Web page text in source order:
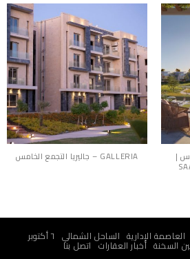
| GALLERIA – جاليريا التجمع الخامس
العاصمة الإدارية الساحل الشمالي ٦ أكتوبر
السخنة أخبار العقارات اتصل بنا